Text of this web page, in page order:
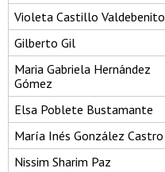
Violeta Castillo Valdebenito
Gilberto Gil
Maria Gabriela Hernández
Gómez
Elsa Poblete Bustamante
María Inés González Castro
Nissim Sharim Paz